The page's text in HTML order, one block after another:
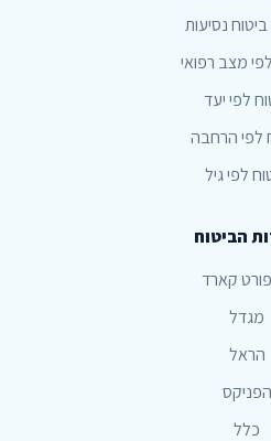
ביטוח נסיעות
מצב רפואי
לפי יעד
לפי הרחבה
לפי גיל
הביטוח
קארד
מגדל
הראל
הפניקס
כלל